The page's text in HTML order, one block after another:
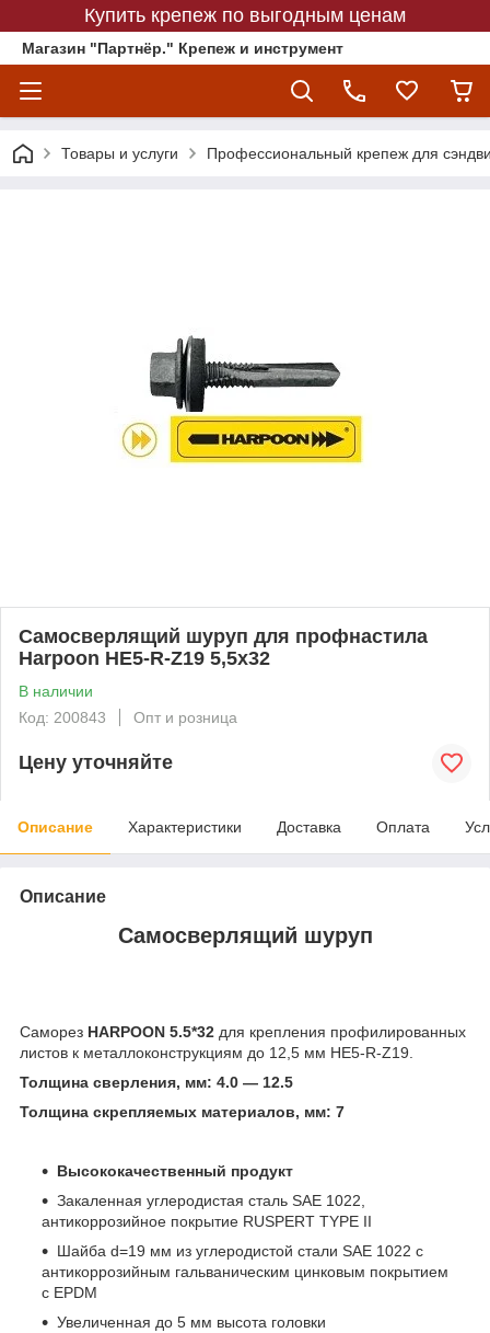
Купить крепеж по выгодным ценам
Магазин "Партнёр." Крепеж и инструмент
Товары и услуги Профессиональный крепеж для
Самосверлящий шуруп для профнастила
Harpoon HE5-R-Z19 5,5х32
В наличии
Код: 200843
Опт и розница
Цену уточняйте
Описание Характеристики Доставка Оплата
Описание
Самосверлящий шуруп
Саморез HARPOON 5.5*32 для крепления профилированных
листов к металлоконструкциям до 12,5 мм HE5-R-Z19.
Толщина сверления, мм: 4.0 ― 12.5
Толщина скрепляемых материалов, мм: 7
Высококачественный продукт
Закаленная углеродистая сталь SAE 1022,
антикоррозийное покрытие RUSPERT TYPE II
Шайба d=19 мм из углеродистой стали SAE 1022 c
антикоррозийным гальваническим цинковым покрытием
с EPDM
Увеличенная до 5 мм высота головки